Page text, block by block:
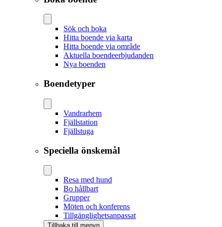
Sök och boka
Hitta boende via karta
Hitta boende via område
Aktuella boendeerbjudanden
Nya boenden
Boendetyper
Vandrarhem
Fjällstation
Fjällstuga
Speciella önskemål
Resa med hund
Bo hållbart
Grupper
Möten och konferens
Tillgänglighetsanpassat
Tillbaka till menyn